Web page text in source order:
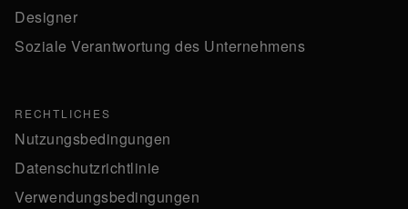
Designer
Soziale Verantwortung des Unternehmens
RECHTLICHES
Nutzungsbedingungen
Datenschutzrichtlinie
Verwendungsbedingungen